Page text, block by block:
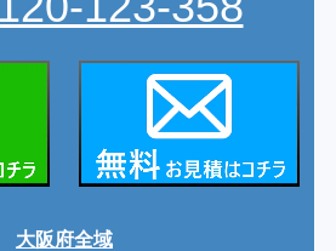
大阪府全域